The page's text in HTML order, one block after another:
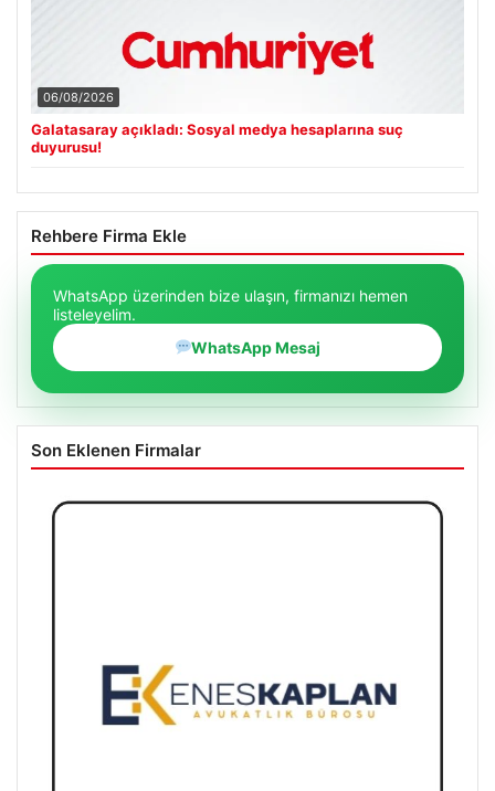
06/08/2026
Galatasaray açıkladı: Sosyal medya hesaplarına suç
duyurusu!
Rehbere Firma Ekle
WhatsApp üzerinden bize ulaşın, firmanızı hemen
listeleyelim.
WhatsApp Mesaj
Son Eklenen Firmalar